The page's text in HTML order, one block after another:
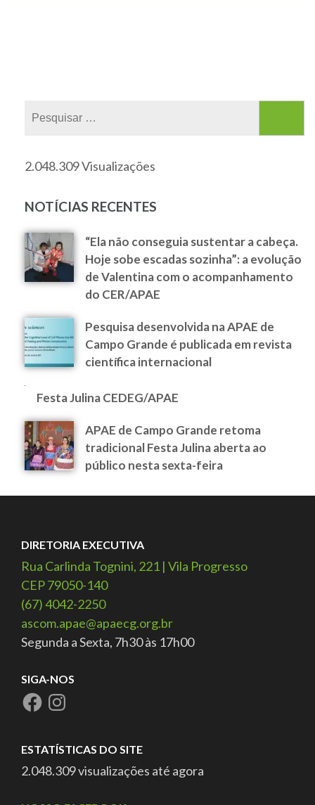
2.048.309 Visualizações
NOTÍCIAS RECENTES
“Ela não conseguia sustentar a cabeça.
Hoje sobe escadas sozinha”: a evolução
de Valentina com o acompanhamento
do CER/APAE
Pesquisa desenvolvida na APAE de
Campo Grande é publicada em revista
científica internacional
Festa Julina CEDEG/APAE
APAE de Campo Grande retoma
tradicional Festa Julina aberta ao
público nesta sexta-feira
DIRETORIA EXECUTIVA
Rua Carlinda Tognini, 221 | Vila Progresso
CEP 79050-140
(67) 4042-2250
ascom.apae@apaecg.org.br
Segunda a Sexta, 7h30 às 17h00
SIGA-NOS
ESTATÍSTICAS DO SITE
2.048.309 visualizações até agora